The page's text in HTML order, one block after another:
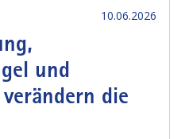
10.06.2026
und
die